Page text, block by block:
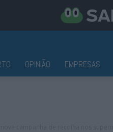
OPINIÃO EMPRESAS